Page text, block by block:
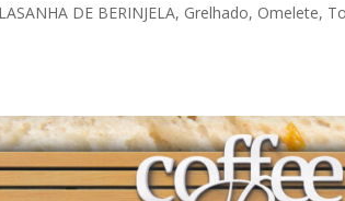
DE BERINJELA, Grelhado, Omelete,